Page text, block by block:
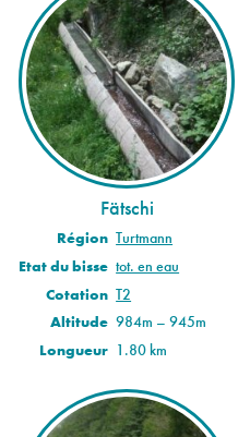
Fätschi
Région Turtmann
Etat du bisse tot. en eau
Cotation T2
Altitude 984m – 945m
Longueur 1.80 km